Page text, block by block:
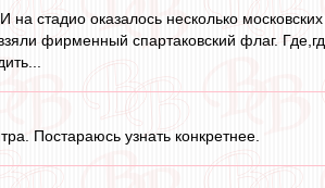
стадио оказалось несколько
фирменный спартаковский флаг.
Постараюсь узнать конкретнее.